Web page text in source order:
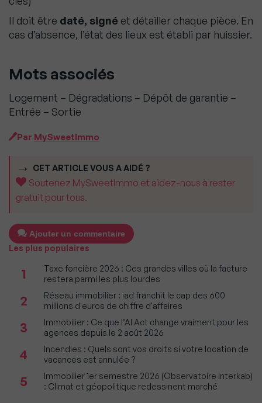
Il doit être daté, signé et détailler chaque pièce. En
cas d’absence, l’état des lieux est établi par huissier.
Mots associés
Logement – Dégradations – Dépôt de garantie –
Entrée – Sortie
Par MySweetImmo
CET ARTICLE VOUS A AIDÉ ?
Soutenez MySweetImmo et aidez-nous à rester
gratuit pour tous.
Ajouter un commentaire
Les plus populaires
1
Taxe foncière 2026 : Ces grandes villes où la facture
restera parmi les plus lourdes
2
Réseau immobilier : iad franchit le cap des 600
millions d'euros de chiffre d'affaires
3
Immobilier : Ce que l’AI Act change vraiment pour les
agences depuis le 2 août 2026
4
Incendies : Quels sont vos droits si votre location de
vacances est annulée ?
5
Immobilier 1er semestre 2026 (Observatoire Interkab)
: Climat et géopolitique redessinent marché